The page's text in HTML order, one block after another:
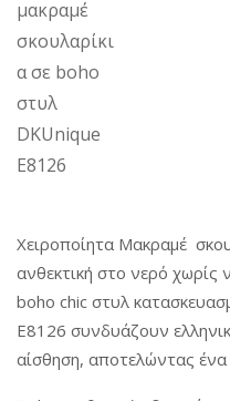
Χειροποίητα Μακραμέ
ανθεκτική στο νερό χωρίς
boho chic στυλ
E8126 συνδυάζουν
αίσθηση, αποτελώντας